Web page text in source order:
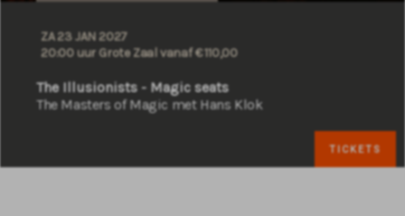
The Illusionists - Magic seats
The Masters of Magic met Hans Klok
ZA 23 JAN 2027
20:00 uur Grote Zaal vanaf € 110,00
TICKETS